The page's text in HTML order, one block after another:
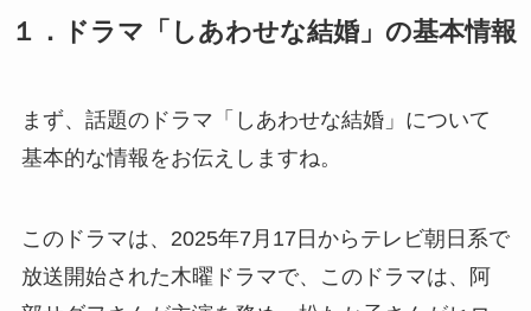
１．ドラマ「しあわせな結婚」の基本情報
まず、話題のドラマ「しあわせな結婚」について
基本的な情報をお伝えしますね。
このドラマは、2025年7月17日からテレビ朝日系で
放送開始された木曜ドラマで、このドラマは、阿